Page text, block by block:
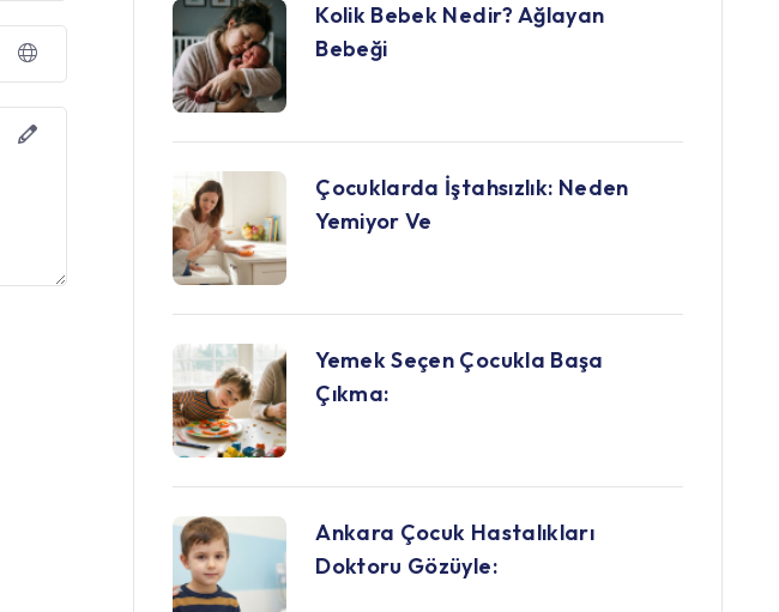
Kolik Bebek Nedir? Ağlayan
Bebeği
Çocuklarda İştahsızlık: Neden
Yemiyor Ve
Yemek Seçen Çocukla Başa
Çıkma:
Ankara Çocuk Hastalıkları
Doktoru Gözüyle: